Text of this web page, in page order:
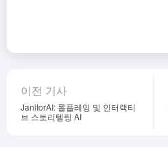
이전 기사
JanitorAI: 롤플레잉 및 인터랙티
브 스토리텔링 AI